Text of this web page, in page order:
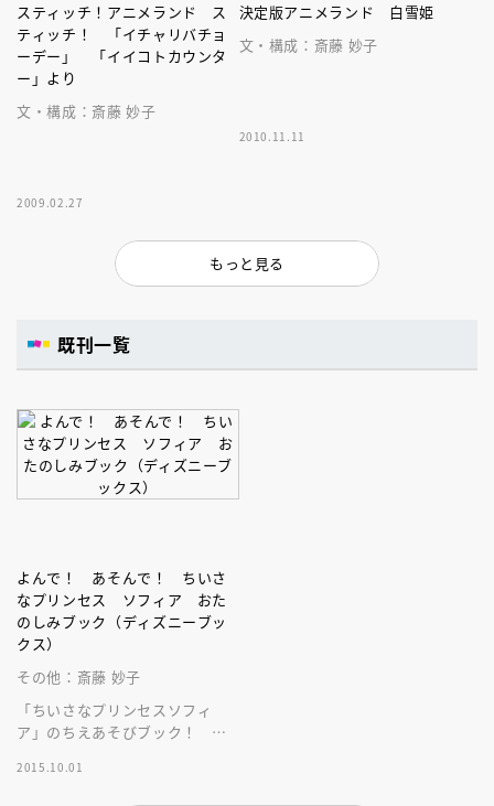
スティッチ！アニメランド ス
ティッチ！ 「イチャリバチョ
ーデー」 「イイコトカウンタ
ー」より
文・構成：斎藤 妙子
2009.02.27
決定版アニメランド 白雪姫
文・構成：斎藤 妙子
2010.11.11
もっと見る
既刊一覧
よんで！ あそんで！ ちいさ
なプリンセス ソフィア おた
のしみブック（ディズニーブッ
クス）
その他：斎藤 妙子
「ちいさなプリンセスソフィ
ア」のちえあそびブック！ ク
わせのゲーム、塗り絵など、楽
2015.10.01